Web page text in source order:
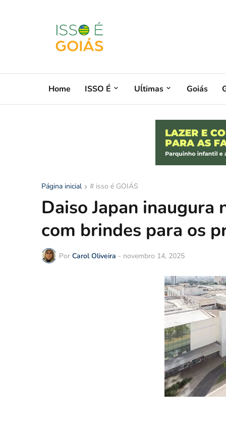
Home ISSO É Uĺtimas Goiás
Página inicial # isso é GOIÁS
Daiso Japan
com brindes para os
Por Carol Oliveira - novembro 14, 2025